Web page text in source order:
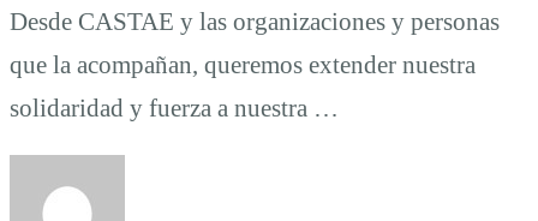
Desde CASTAE y las organizaciones y personas
que la acompañan, queremos extender nuestra
solidaridad y fuerza a nuestra …